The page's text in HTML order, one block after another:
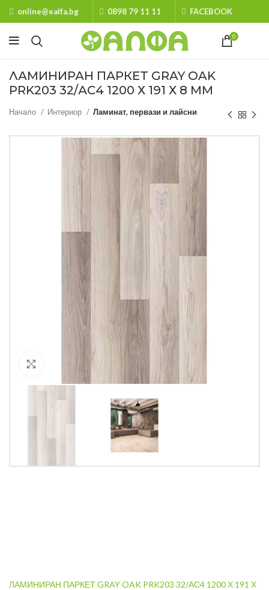
online@ealfa.bg 0898 79 11 11 FACEBOOK
0
ЛАМИНИРАН ПАРКЕТ GRAY OAK
PRK203 32/АС4 1200 Х 191 Х 8 ММ
Начало Интериор Ламинат, первази и лайсни
Кликнете за уголемяване
ЛАМИНИРАН ПАРКЕТ GRAY OAK PRK203 32/АС4 1200 Х 191 Х